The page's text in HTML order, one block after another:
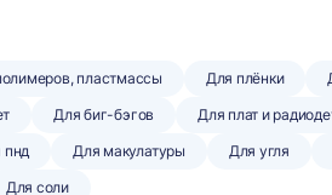
пластмассы Для плёнки
Для биг-бэгов Для плат и
пнд Для макулатуры Для угля
Для соли